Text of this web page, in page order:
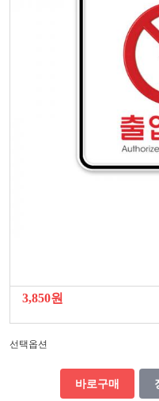
3,850원
선택옵션
바로구매